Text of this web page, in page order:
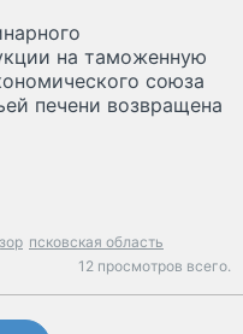
на таможенную
союза
печени возвращена
псковская область
12 просмотров всего.